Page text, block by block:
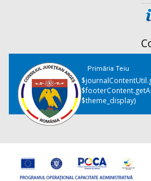
Primăria Teiu
$theme_display)